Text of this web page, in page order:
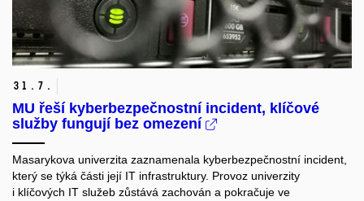
31. 7.
MU řeší kyberbezpečnostní incident, klíčové
služby fungují bez omezení
Masarykova univerzita zaznamenala kyberbezpečnostní incident,
který se týká části její IT infrastruktury. Provoz univerzity
i klíčových IT služeb zůstává zachován a pokračuje ve